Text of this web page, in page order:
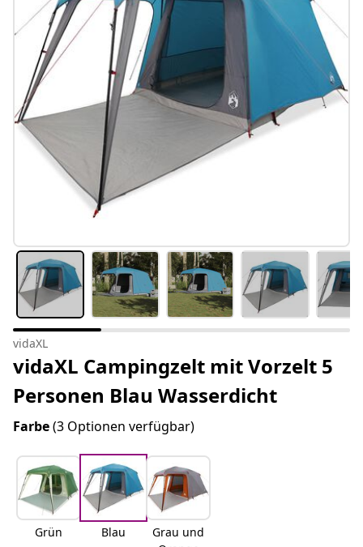
#sharemevidaxl
vidaXL
vidaXL Campingzelt mit Vorzelt 5
Personen Blau Wasserdicht
Farbe(3 Optionen verfügbar)
Grün Blau
Grau und